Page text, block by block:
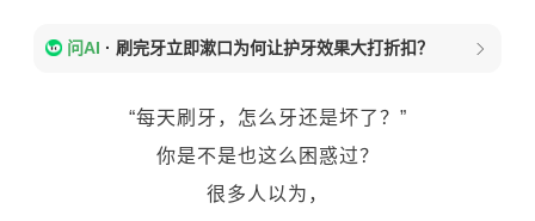
问AI · 刷完牙立即漱口为何让护牙效果大打折扣？
“每天刷牙，怎么牙还是坏了？”
你是不是也这么困惑过？
很多人以为，